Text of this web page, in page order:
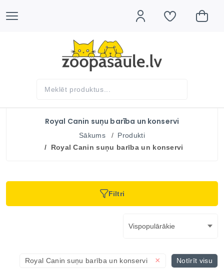
Royal Canin suņu barība un konservi
Sākums
Produkti
Royal Canin suņu barība un konservi
Filtri
Royal Canin suņu barība un konservi × Notīrīt visu